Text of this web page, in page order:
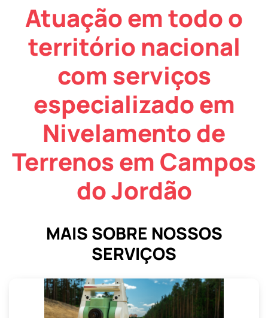
Atuação em todo o
território nacional
com serviços
especializado em
Nivelamento de
Terrenos em Campos
do Jordão
MAIS SOBRE NOSSOS
SERVIÇOS